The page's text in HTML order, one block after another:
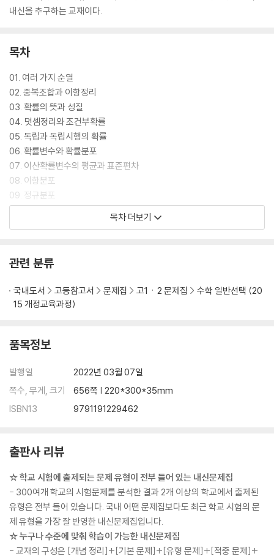
내신을 추구하는 교재이다.
목차
01. 여러 가지 순열
02. 중복조합과 이항정리
03. 확률의 뜻과 성질
04. 덧셈정리와 조건부확률
05. 독립과 독립시행의 확률
06. 확률변수와 확률분포
07. 이산확률변수의 평균과 표준편차
08. 이항분포
09. 정규분포
10. 표본평균의 분포
목차 더보기
관련 분류
국내도서 고등참고서 문제집 고1ㆍ2 문제집
수학 일반선택 (20
15 개정교육과정)
품목정보
발행일
2022년 03월 07일
쪽수, 무게, 크기
656쪽 | 220*300*35mm
ISBN13
9791191229462
출판사 리뷰
☆ 학교 시험에 출제되는 문제 유형이 전부 들어 있는 내신문제집
- 300여개 학교의 시험문제를 분석한 결과 2개 이상의 학교에서 출제된
유형은 전부 들어 있습니다. 국내 어떤 문제집보다도 최근 학교 시험의 문
제 유형을 가장 잘 반영한 내신문제집입니다.
☆ 누구나 수준에 맞춰 학습이 가능한 내신문제집
- 교재의 구성은 [개념 정리]+[기본 문제]+[유형 문제]+[적중 문제]+